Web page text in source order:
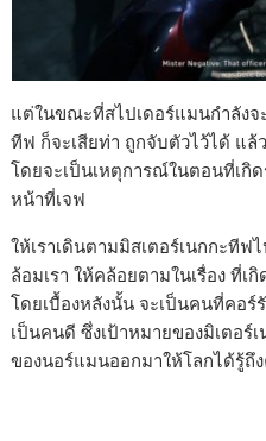
แต่ในขณะที่สไปเดอร์แมนกำลังจ
ทีฟ ก็จะเสียท่า ถูกจับตัวไว้ได้ แล้
โดยจะเป็นเหตุการณ์ในตอนที่เกิ
หน้าที่เจฟ
ให้เราเดินตามมิสเตอร์เนกกะที
ล้อมเรา ให้คล้อยตามในเรื่อง ที่
โดยเบื้องหลังนั้น จะเป็นคนที่คอร์
เป็นคนดี ซึ่งเป้าหมายของมิเตอร์
ของนอร์แมนออกมาให้โลกได้รู้ถึ